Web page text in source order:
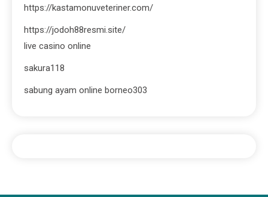
https://kastamonuveteriner.com/
https://jodoh88resmi.site/
live casino online
sakura118
sabung ayam online borneo303